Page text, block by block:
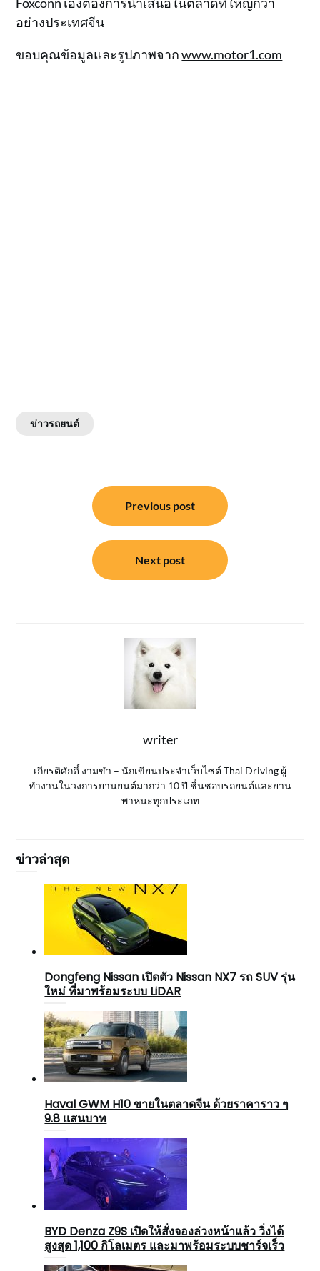
อย่างประเทศจีน
ขอบคุณข้อมูลและรูปภาพจากwww.motor1.com
ข่าวรถยนต์
Previous post
Next post
writer
เกียรติศักดิ์ งามขำ – นักเขียนประจำเว็บไซต์ Thai Driving ผู้
ทำงานในวงการยานยนต์มากว่า 10 ปี ชื่นชอบรถยนต์และยาน
พาหนะทุกประเภท
ข่าวล่าสุด
Dongfeng Nissan เปิดตัว Nissan NX7 รถ SUV รุ่น
ใหม่ ที่มาพร้อมระบบ LiDAR
Haval GWM H10 ขายในตลาดจีน ด้วยราคาราว ๆ
9.8 แสนบาท
BYD Denza Z9S เปิดให้สั่งจองล่วงหน้าแล้ว วิ่งได้
สูงสุด 1,100 กิโลเมตร และมาพร้อมระบบชาร์จเร็ว